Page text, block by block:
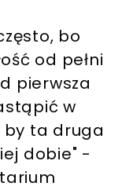
bo
od pełni
pierwsza
w
by ta druga
dobie" -